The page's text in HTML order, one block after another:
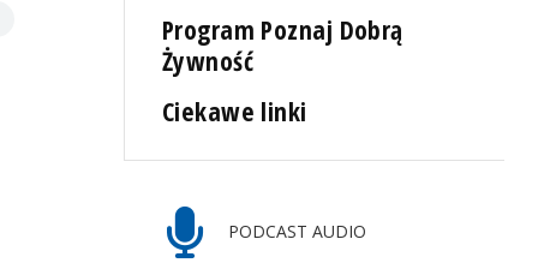
Program Poznaj Dobrą
Żywność
Ciekawe linki
PODCAST AUDIO